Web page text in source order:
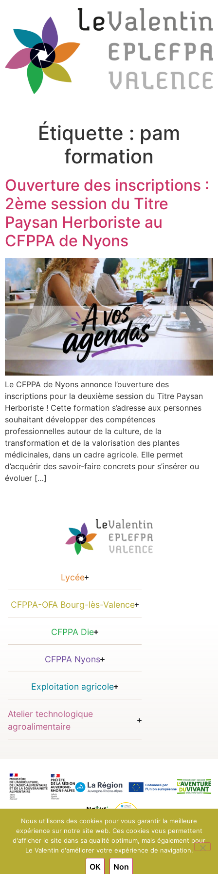
Étiquette : pam
formation
Ouverture des inscriptions :
2ème session du Titre
Paysan Herboriste au
CFPPA de Nyons
Le CFPPA de Nyons annonce l’ouverture des
inscriptions pour la deuxième session du Titre Paysan
Herboriste ! Cette formation s’adresse aux personnes
souhaitant développer des compétences
professionnelles autour de la culture, de la
transformation et de la valorisation des plantes
médicinales, dans un cadre agricole. Elle permet
d’acquérir des savoir-faire concrets pour s’insérer ou
évoluer […]
Lycée
CFPPA-OFA Bourg-lès-Valence
CFPPA Die
CFPPA Nyons
Exploitation agricole
Atelier technologique
agroalimentaire
© 2025 EPLEFPA Le Valentin - Bourg-lès-Valence
Mentions légales
Conditions générales de vente
Nous utilisons des cookies pour vous garantir la meilleure
expérience sur notre site web. Ces cookies vous permettent
d'afficher le site dans sa qualité optimum, mais également pour
Le Valentin d'améliorer votre expérience de navigation.
OK Non
Engagé pour l’environnement : compensation de l’impact